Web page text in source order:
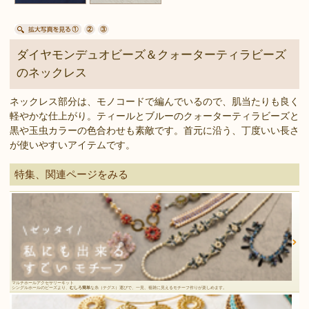
ダイヤモンデュオビーズ＆クォーターティラビーズ
のネックレス
ネックレス部分は、モノコードで編んでいるので、肌当たりも良く
軽やかな仕上がり。ティールとブルーのクォーターティラビーズと
黒や玉虫カラーの色合わせも素敵です。首元に沿う、丁度いい長さ
が使いやすいアイテムです。
特集、関連ページをみる
マルチホールアクセサリーキット
シングルホールのビーズより、 むしろ簡単な糸（テグス）運びで、一見、複雑に見えるモチーフ作りが楽しめます。